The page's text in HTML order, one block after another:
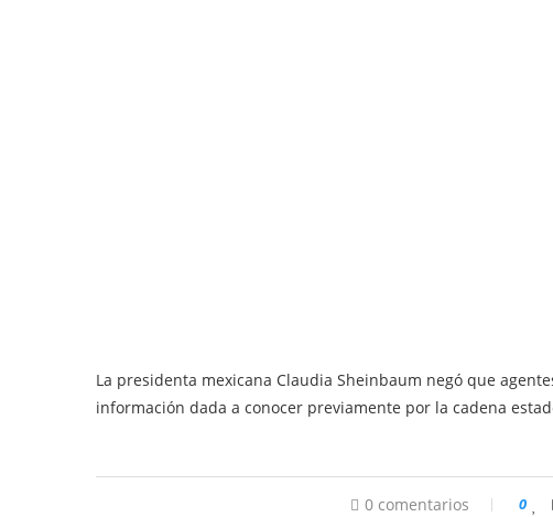
La presidenta mexicana Claudia Sheinbaum negó que
información dada a conocer previamente por la cadena
0 comentarios 0